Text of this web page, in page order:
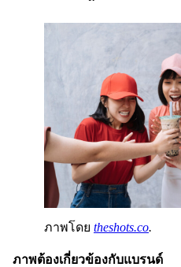
ภาพโดย theshots.co.
ภาพต้องเกี่ยวข้องกับแบรนด์